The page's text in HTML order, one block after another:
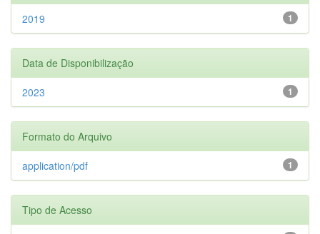
1
2019
Data de Disponibilização
1
2023
Formato do Arquivo
1
application/pdf
Tipo de Acesso